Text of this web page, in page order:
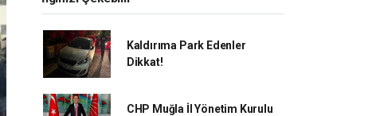
Kaldırıma Park Edenler
Dikkat!
CHP Muğla İl Yönetim Kurulu